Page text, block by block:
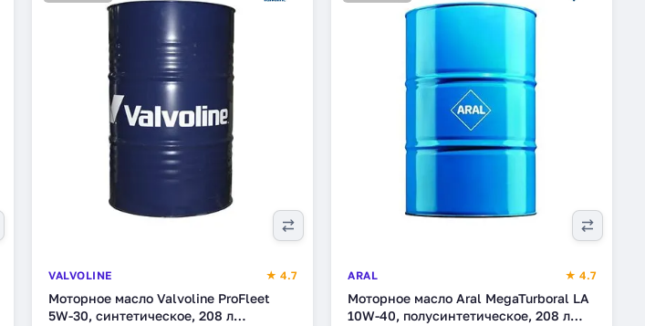
VALVOLINE ★ 4.7
Моторное масло Valvoline ProFleet
5W-30, синтетическое, 208 л
ARAL ★ 4.7
Моторное масло Aral MegaTurboral LA
10W-40, полусинтетическое, 208 л